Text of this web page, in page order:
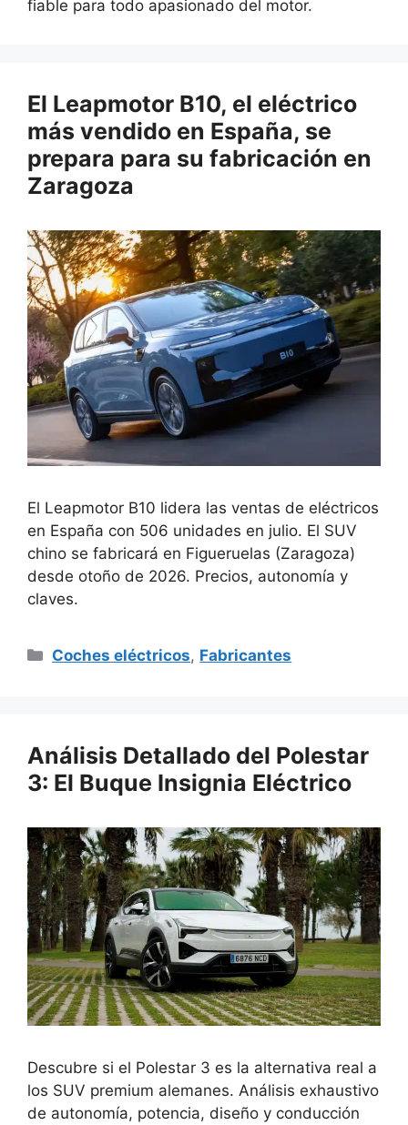
fiable para todo apasionado del motor.
El Leapmotor B10, el eléctrico
más vendido en España, se
prepara para su fabricación en
Zaragoza
El Leapmotor B10 lidera las ventas de eléctricos
en España con 506 unidades en julio. El SUV
chino se fabricará en Figueruelas (Zaragoza)
desde otoño de 2026. Precios, autonomía y
claves.
Categorías
Coches eléctricos, Fabricantes
Análisis Detallado del Polestar
3: El Buque Insignia Eléctrico
Descubre si el Polestar 3 es la alternativa real a
los SUV premium alemanes. Análisis exhaustivo
de autonomía, potencia, diseño y conducción